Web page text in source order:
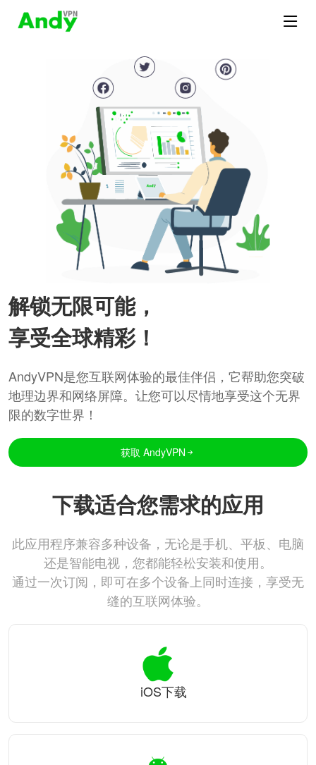
解锁无限可能，
享受全球精彩！
AndyVPN是您互联网体验的最佳伴侣，它帮助您突破
地理边界和网络屏障。让您可以尽情地享受这个无界
限的数字世界！
获取 AndyVPN
下载适合您需求的应用
此应用程序兼容多种设备，无论是手机、平板、电脑
还是智能电视，您都能轻松安装和使用。
通过一次订阅，即可在多个设备上同时连接，享受无
缝的互联网体验。
iOS下载